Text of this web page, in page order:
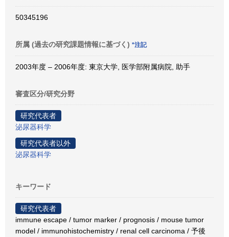
50345196
所属 (過去の研究課題情報に基づく) *注記
2003年度 – 2006年度: 東京大学, 医学部附属病院, 助手
審査区分/研究分野
研究代表者
泌尿器科学
研究代表者以外
泌尿器科学
キーワード
研究代表者
immune escape / tumor marker / prognosis / mouse tumor
model / immunohistochemistry / renal cell carcinoma / 予後